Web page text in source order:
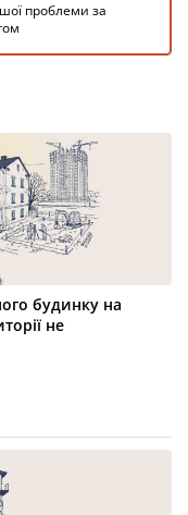
проблеми за
будинку на
не